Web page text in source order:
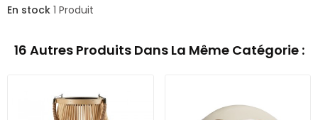
En stock 1 Produit
16 Autres Produits Dans La Même Catégorie :